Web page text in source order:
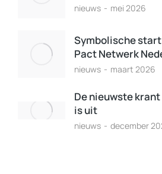
nieuws mei 2026
Symbolische start
Pact Netwerk
nieuws maart 2026
De nieuwste
is uit
nieuws december